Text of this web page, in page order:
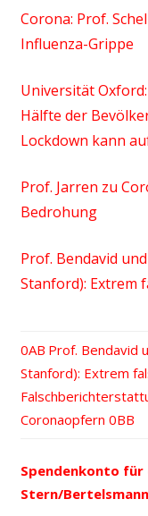
Corona: Prof.
Influenza-Grippe
Universität
Hälfte der
Lockdown kann
Prof. Jarren zu
Bedrohung
Prof. Bendavid
Stanford): Extrem
Beitrags-
Navigation
Vorheriger
Beitrag:
Prof. Bendavid
Stanford): Extrem
Nächster
Beitrag:
Coronaopfern
Spendenkonto für
Stern/